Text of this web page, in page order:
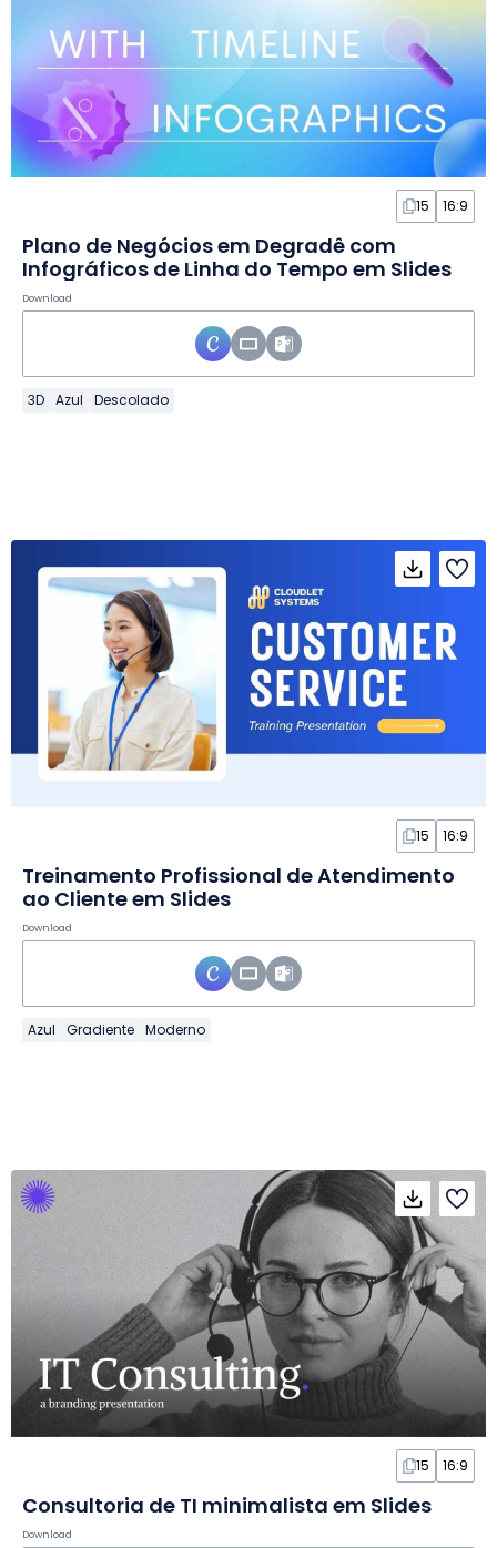
15 16:9
Plano de Negócios em Degradê com
Infográficos de Linha do Tempo em Slides
Download
3D Azul Descolado
15 16:9
Treinamento Profissional de Atendimento
ao Cliente em Slides
Download
Azul Gradiente Moderno
15 16:9
Consultoria de TI minimalista em Slides
Download